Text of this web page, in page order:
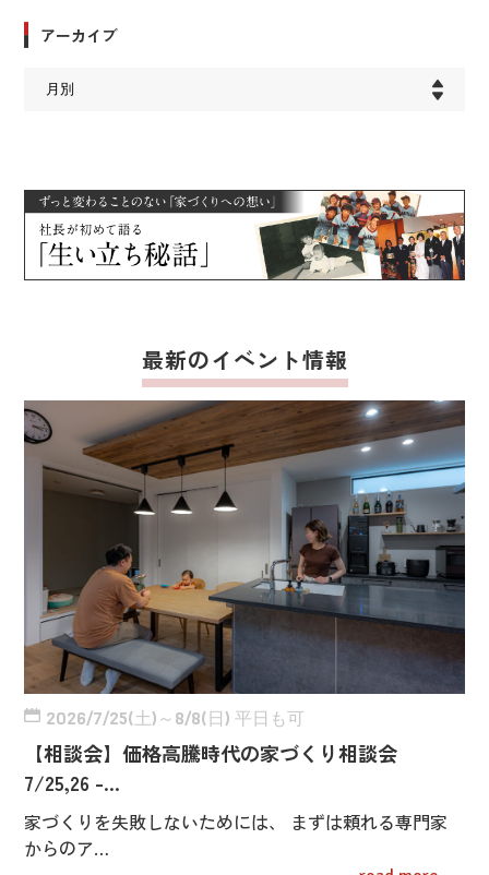
アーカイブ
最新のイベント情報
2026/7/25(土)～8/8(日) 平日も可
【相談会】価格高騰時代の家づくり相談会
7/25,26 -…
家づくりを失敗しないためには、 まずは頼れる専門家
からのア…